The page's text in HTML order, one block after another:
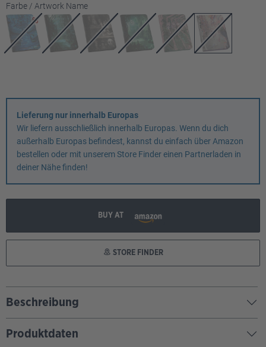
Farbe / Artwork Nameauswählen
Lieferung nur innerhalb Europas
Wir liefern ausschließlich innerhalb Europas. Wenn du dich
außerhalb Europas befindest, kannst du einfach über Amazon
bestellen oder mit unserem Store Finder einen Partnerladen in
deiner Nähe finden!
BUY AT
STORE FINDER
Beschreibung
Produktdaten